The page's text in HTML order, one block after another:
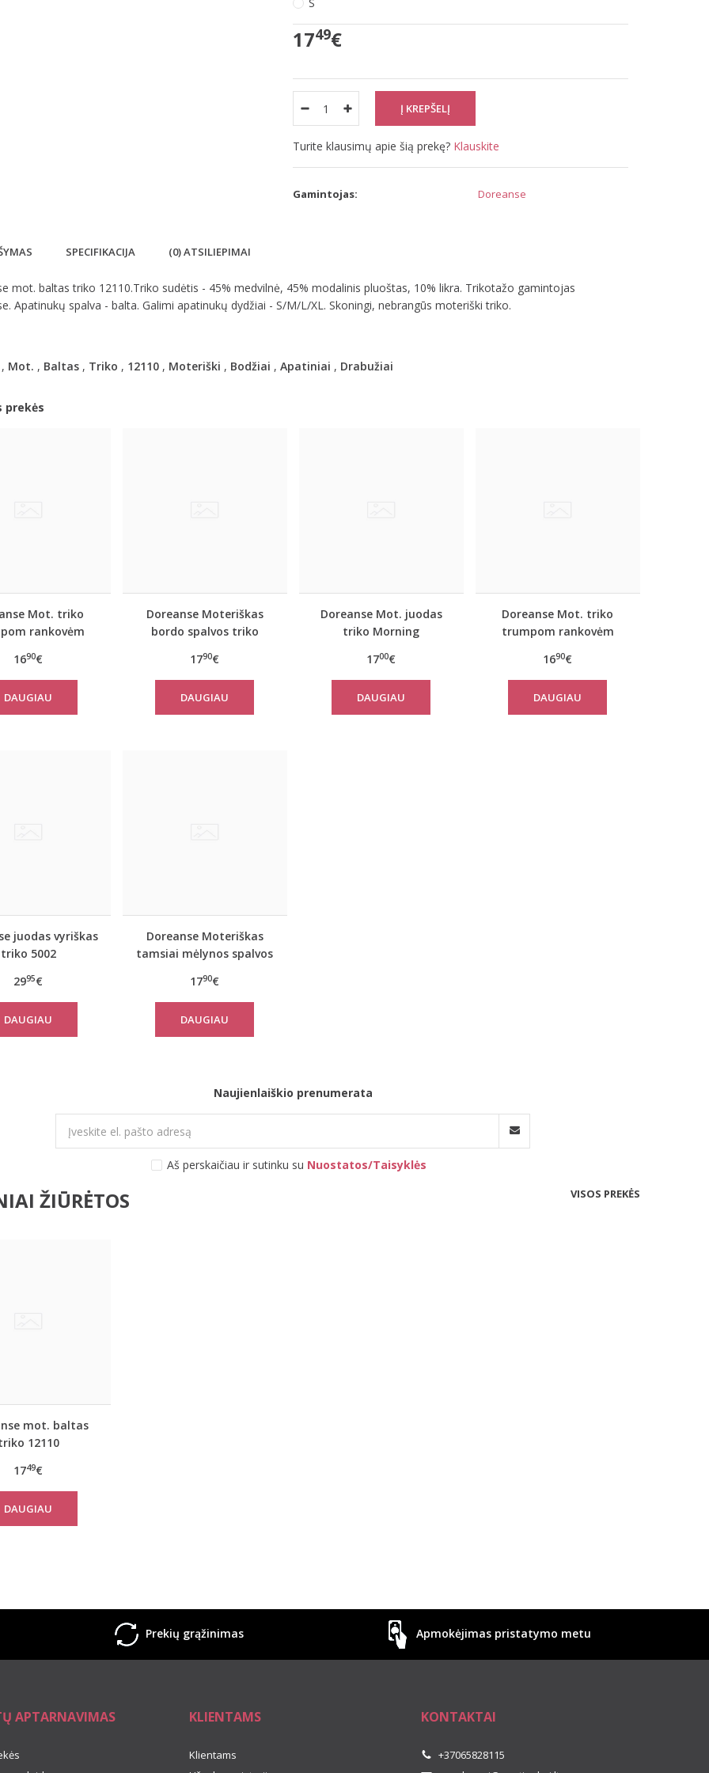
1749€
Turite klausimų apie šią prekę? Klauskite
Gamintojas: Doreanse
SPECIFIKACIJA (0) ATSILIEPIMAI
mot. baltas triko 12110.Triko sudėtis - 45% medvilnė, 45% modalinis pluoštas, 10% likra. Trikotažo gamintojas
Apatinukų spalva - balta. Galimi apatinukų dydžiai - S/M/L/XL. Skoningi, nebrangūs moteriški triko.
Mot. , Baltas, Triko , 12110, Moteriški , Bodžiai , Apatiniai , Drabužiai
prekės
Mot. triko
rankovėm
1690€
DAUGIAU
Doreanse Moteriškas
bordo spalvos triko
1790€
DAUGIAU
Doreanse Mot. juodas
triko Morning
1700€
DAUGIAU
Doreanse Mot. triko
trumpom rankovėm
1690€
DAUGIAU
juodas vyriškas
triko 5002
2995€
DAUGIAU
Doreanse Moteriškas
tamsiai mėlynos spalvos
1790€
DAUGIAU
Naujienlaiškio prenumerata
Aš perskaičiau ir sutinku su Nuostatos/Taisyklės
ŽIŪRĖTOS VISOS PREKĖS
mot. baltas
12110
1749€
DAUGIAU
Prekių grąžinimas Apmokėjimas pristatymo metu
APTARNAVIMAS KLIENTAMS
Klientams
KONTAKTAI
+37065828115